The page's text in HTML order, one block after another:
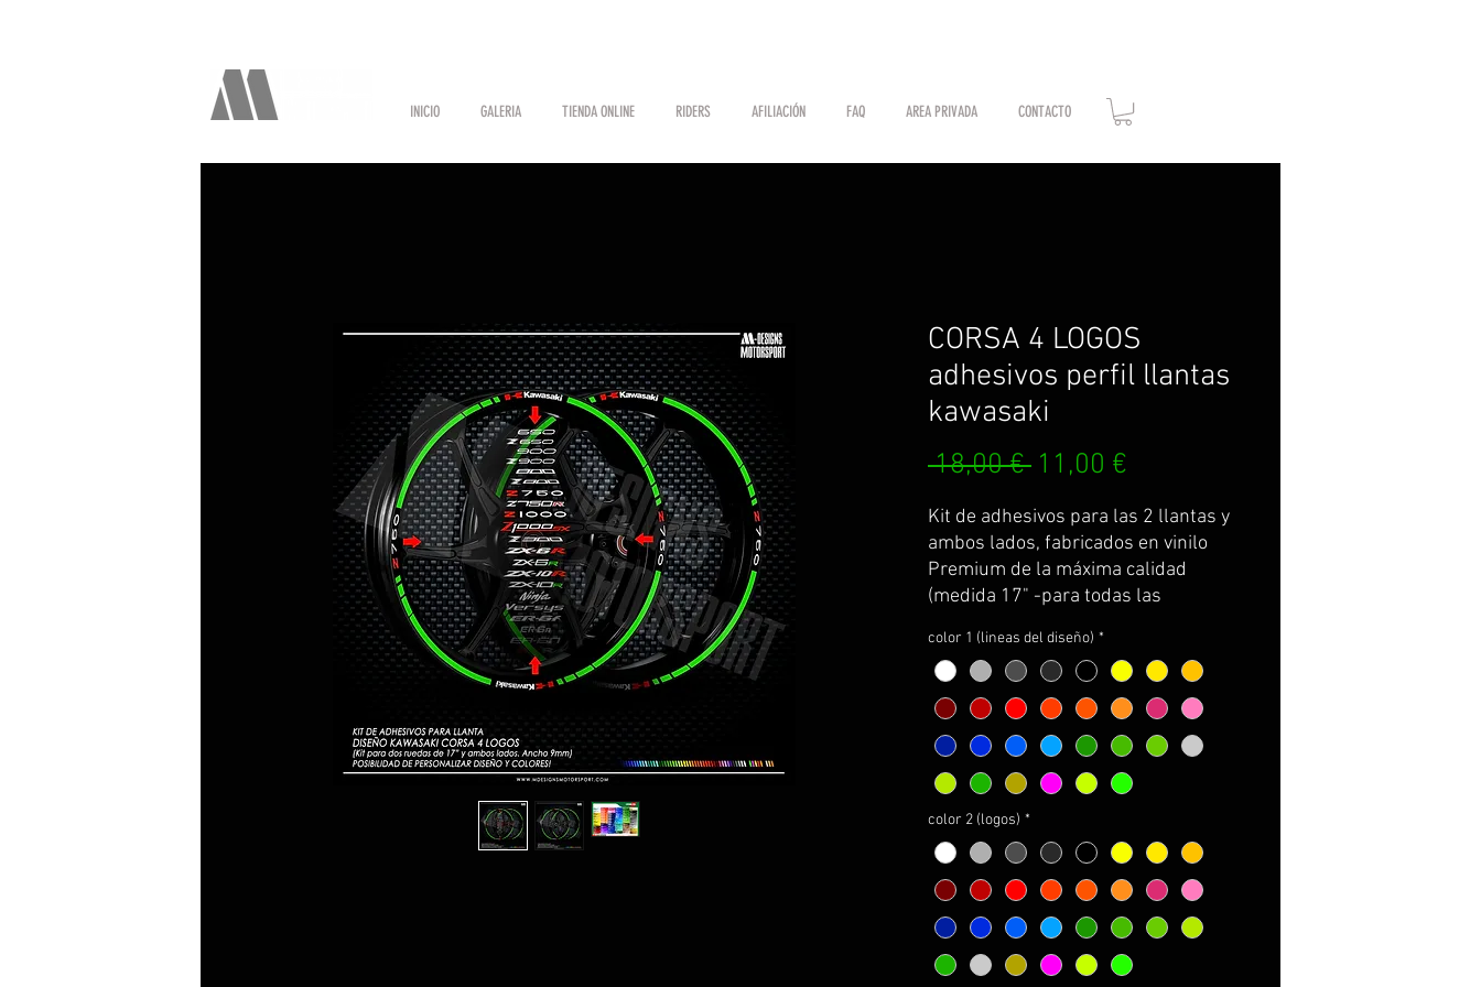
INICIO GALERIA TIENDA ONLINE RIDERS AFILIACIÓN FAQ AREA PRIVADA CONTACTO
CORSA 4 LOGOS
adhesivos perfil llantas
kawasaki
18,00 € Precio
11,00 €
oferta
Kit de adhesivos para las 2 llantas y
ambos lados, fabricados en vinilo
Premium de la máxima calidad
(medida 17" -para todas las
Se sirve por partes, cortados con la
curvatura de la llanta y con
transportador para facilitar su
El kit incluye: adhesivos e
instrucciones de cuidados y
montaje.
PERSONALIZABLES!
1- escoger los logos a incorporar
2- escoger el color de las líneas
3- escoger el color de los logos
4- escoger el color de la K y de la Z
color 1 (lineas del diseño) *
color 2 (logos) *